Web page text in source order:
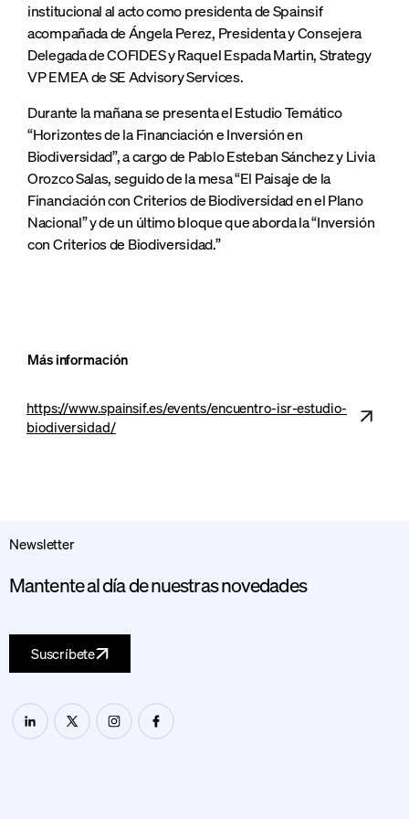
institucional al acto como presidenta de Spainsif
acompañada de Ángela Perez, Presidenta y Consejera
Delegada de COFIDES y Raquel Espada Martin, Strategy
VP EMEA de SE Advisory Services.
Durante la mañana se presenta el Estudio Temático
“Horizontes de la Financiación e Inversión en
Biodiversidad”, a cargo de Pablo Esteban Sánchez y Livia
Orozco Salas, seguido de la mesa “El Paisaje de la
Financiación con Criterios de Biodiversidad en el Plano
Nacional” y de un último bloque que aborda la “Inversión
con Criterios de Biodiversidad.”
Más información
https://www.spainsif.es/events/encuentro-isr-estudio-
biodiversidad/
Newsletter
Mantente al día de nuestras novedades
Suscríbete